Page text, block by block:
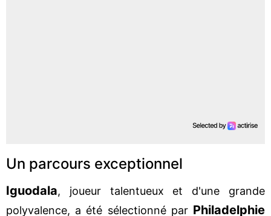
Un parcours exceptionnel
Iguodala, joueur talentueux et d'une grande
polyvalence, a été sélectionné parPhiladelphie